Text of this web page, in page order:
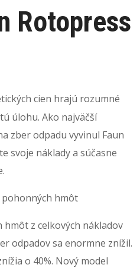
Rotopress
cien hrajú rozumné
úlohu. Ako najväčší
zber odpadu vyvinul Faun
svoje náklady a súčasne
hmôt
z celkových nákladov
odpadov sa enormne znížil.
o 40%. Nový model